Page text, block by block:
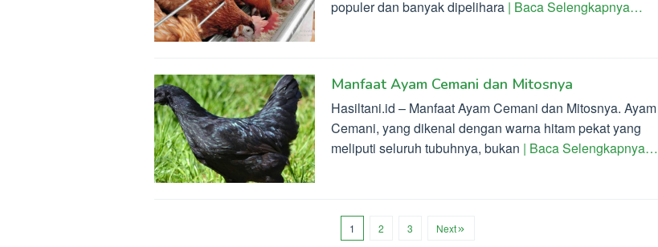
populer dan banyak dipelihara | Baca Selengkapnya…
Manfaat Ayam Cemani dan Mitosnya
Hasiltani.id – Manfaat Ayam Cemani dan Mitosnya. Ayam
Cemani, yang dikenal dengan warna hitam pekat yang
meliputi seluruh tubuhnya, bukan | Baca Selengkapnya…
1 2 3 Next